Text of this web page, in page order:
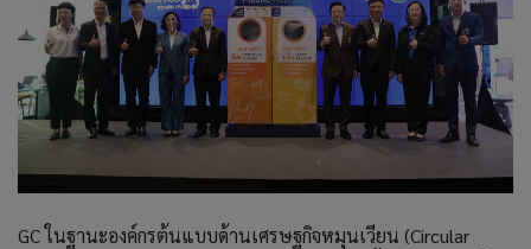
GC ในฐานะองค์กรต้นแบบด้านเศรษฐกิจหมุนเวียน (Circular